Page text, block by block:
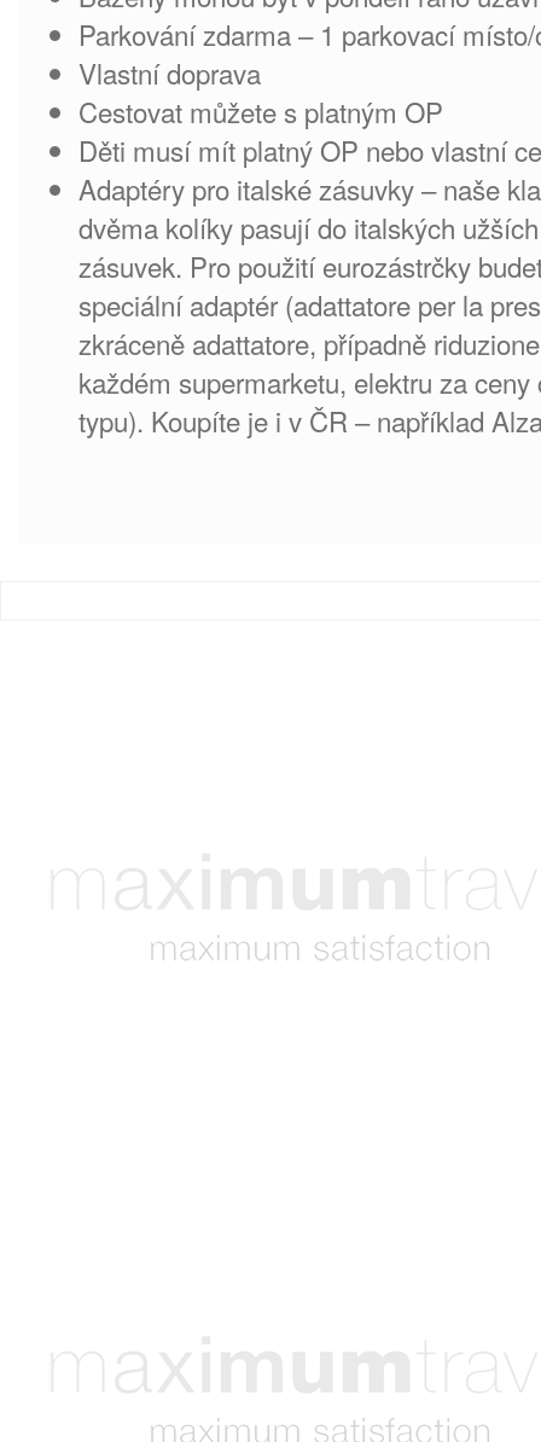
Parkování zdarma – 1 parkovací
Vlastní doprava
Cestovat můžete s platným OP
Děti musí mít platný OP nebo vlastní
Adaptéry pro italské zásuvky – naše
dvěma kolíky pasují do italských
zásuvek. Pro použití eurozástrčky
speciální adaptér (adattatore per la
zkráceně adattatore, případně
každém supermarketu, elektru za
typu). Koupíte je i v ČR – například